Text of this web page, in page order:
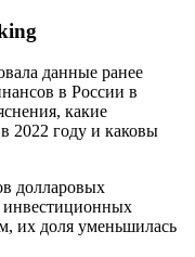
данные ранее
в России в
какие
2022 году и каковы
долларовых
инвестиционных
их доля уменьшилась